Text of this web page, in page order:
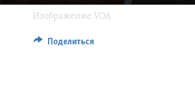
Изображение:VOA
Поделиться